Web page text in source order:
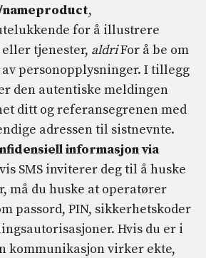
,
for å illustrere
tjenester, aldriFor å be om
personopplysninger. I tillegg
den autentiske meldingen
ditt og referansegrenen med
adressen til sistnevnte.
informasjon via
SMS inviterer deg til å huske
må du huske at operatører
passord, PIN, sikkerhetskoder
Hvis du er i
kommunikasjon virker ekte,